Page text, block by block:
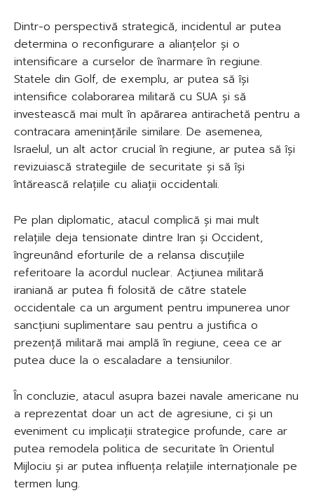
Dintr-o perspectivă strategică, incidentul ar putea
determina o reconfigurare a alianțelor și o
intensificare a curselor de înarmare în regiune.
Statele din Golf, de exemplu, ar putea să își
intensifice colaborarea militară cu SUA și să
investească mai mult în apărarea antirachetă pentru a
contracara amenințările similare. De asemenea,
Israelul, un alt actor crucial în regiune, ar putea să își
revizuiască strategiile de securitate și să își
întărească relațiile cu aliații occidentali.
Pe plan diplomatic, atacul complică și mai mult
relațiile deja tensionate dintre Iran și Occident,
îngreunând eforturile de a relansa discuțiile
referitoare la acordul nuclear. Acțiunea militară
iraniană ar putea fi folosită de către statele
occidentale ca un argument pentru impunerea unor
sancțiuni suplimentare sau pentru a justifica o
prezență militară mai amplă în regiune, ceea ce ar
putea duce la o escaladare a tensiunilor.
În concluzie, atacul asupra bazei navale americane nu
a reprezentat doar un act de agresiune, ci și un
eveniment cu implicații strategice profunde, care ar
putea remodela politica de securitate în Orientul
Mijlociu și ar putea influența relațiile internaționale pe
termen lung.